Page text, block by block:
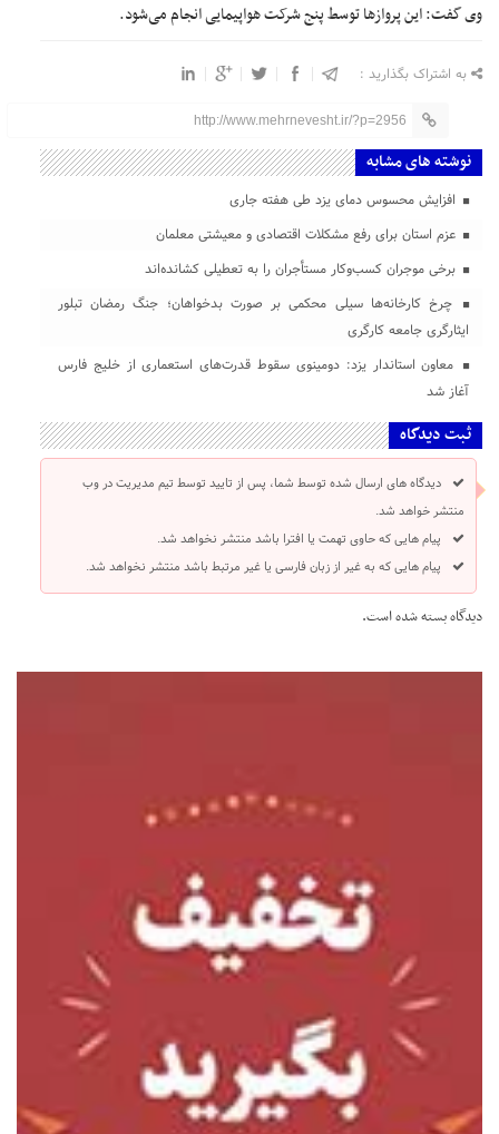
وی گفت: این پروازها توسط پنج شرکت‌ هواپیمایی انجام می‌شود.
به اشتراک بگذارید :
http://www.mehrnevesht.ir/?p=2956
نوشته های مشابه
افزایش محسوس دمای یزد طی هفته جاری
عزم استان برای رفع مشکلات اقتصادی و معیشتی معلمان
برخی موجران کسب‌وکار مستأجران را به تعطیلی کشانده‌اند
چرخ کارخانه‌ها سیلی محکمی بر صورت بدخواهان؛ جنگ رمضان تبلور
ایثارگری جامعه کارگری
معاون استاندار یزد: دومینوی سقوط قدرت‌های استعماری از خلیج فارس
آغاز شد
ثبت دیدگاه
دیدگاه های ارسال شده توسط شما، پس از تایید توسط تیم مدیریت در وب
منتشر خواهد شد.
پیام هایی که حاوی تهمت یا افترا باشد منتشر نخواهد شد.
پیام هایی که به غیر از زبان فارسی یا غیر مرتبط باشد منتشر نخواهد شد.
دیدگاه بسته شده است.